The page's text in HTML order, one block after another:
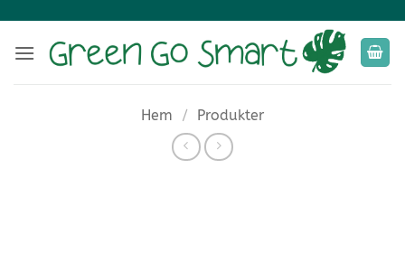
content
Hem / Produkter